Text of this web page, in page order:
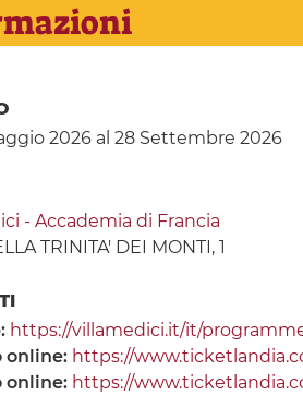
2026al 28 Settembre 2026
- Accademia di Francia
TRINITA' DEI MONTI, 1
https://villamedici.it/it/
online: https://
online: https://